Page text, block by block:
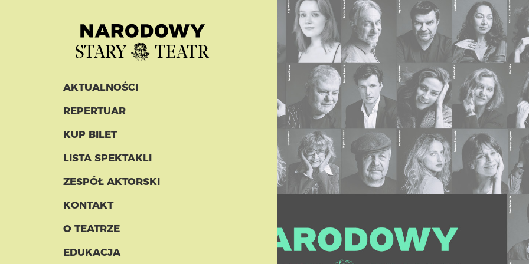
AKTUALNOŚCI
REPERTUAR
KUP BILET
LISTA SPEKTAKLI
ZESPÓŁ AKTORSKI
KONTAKT
O TEATRZE
EDUKACJA